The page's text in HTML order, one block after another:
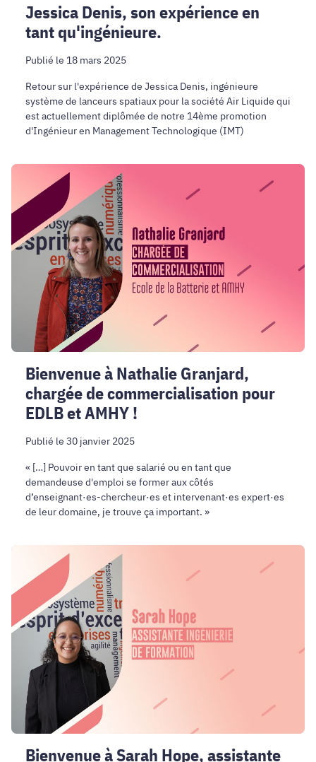
Jessica Denis, son expérience en
tant qu'ingénieure.
Publié le 18 mars 2025
Retour sur l'expérience de Jessica Denis, ingénieure
système de lanceurs spatiaux pour la société Air Liquide qui
est actuellement diplômée de notre 14ème promotion
d'Ingénieur en Management Technologique (IMT)
Bienvenue
Nathalie
Granjard,
chargée
de
commercialisation
EDLB
AMHY
!
Bienvenue à Nathalie Granjard,
chargée de commercialisation pour
EDLB et AMHY !
Publié le 30 janvier 2025
« […] Pouvoir en tant que salarié ou en tant que
demandeuse d'emploi se former aux côtés
d’enseignant·es-chercheur·es et intervenant·es expert·es
de leur domaine, je trouve ça important. »
Bienvenue
Sarah
Hope,
assistante
d'ingénierie
formation
Bienvenue à Sarah Hope, assistante